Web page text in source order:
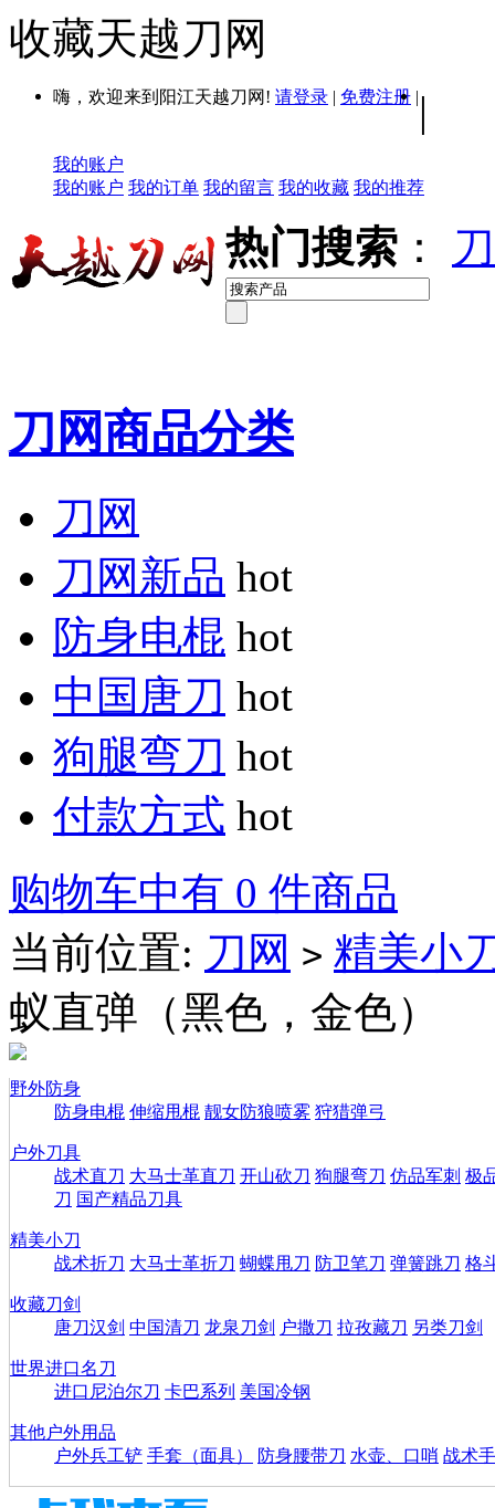
收藏天越刀网
嗨，欢迎来到阳江天越刀网! 请登录 | 免费注册 | |
我的账户
我的账户 我的订单 我的留言 我的收藏 我的推荐
热门搜索 ：
刀网商品分类
刀网
刀网新品 hot
防身电棍 hot
中国唐刀 hot
狗腿弯刀 hot
付款方式 hot
购物车中有 0 件商品
当前位置: 刀网 > 精美小
蚁直弹（黑色，金色）
野外防身
防身电棍 伸缩甩棍 靓女防狼喷雾 狩猎弹弓
户外刀具
战术直刀 大马士革直刀 开山砍刀 狗腿弯刀 仿品军刺 极
刀 国产精品刀具
精美小刀
战术折刀 大马士革折刀 蝴蝶甩刀 防卫笔刀 弹簧跳刀 格
收藏刀剑
唐刀汉剑 中国清刀 龙泉刀剑 户撒刀 拉孜藏刀 另类刀剑
世界进口名刀
进口尼泊尔刀 卡巴系列 美国冷钢
其他户外用品
户外兵工铲 手套（面具） 防身腰带刀 水壶、口哨 战术